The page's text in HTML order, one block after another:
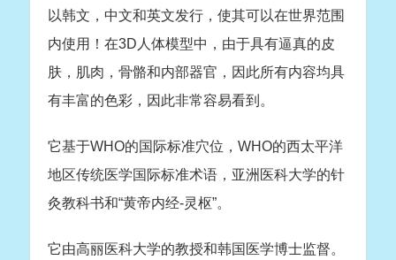
以韩文，中文和英文发行，使其可以在世界范围
内使用！在3D人体模型中，由于具有逼真的皮
肤，肌肉，骨骼和内部器官，因此所有内容均具
有丰富的色彩，因此非常容易看到。
它基于WHO的国际标准穴位，WHO的西太平洋
地区传统医学国际标准术语，亚洲医科大学的针
灸教科书和“黄帝内经-灵枢”。
它由高丽医科大学的教授和韩国医学博士监督。